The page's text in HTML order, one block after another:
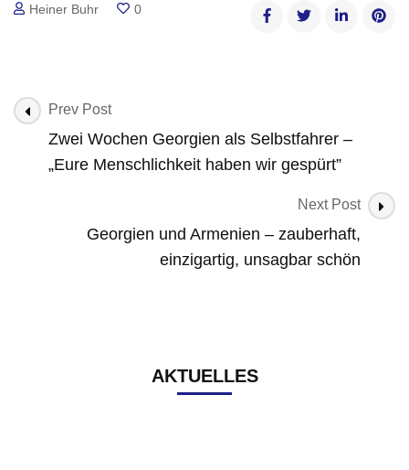
Heiner Buhr 0
Post
Navigation
Prev Post
Zwei Wochen Georgien als Selbstfahrer –
„Eure Menschlichkeit haben wir gespürt”
Next Post
Georgien und Armenien – zauberhaft,
einzigartig, unsagbar schön
AKTUELLES